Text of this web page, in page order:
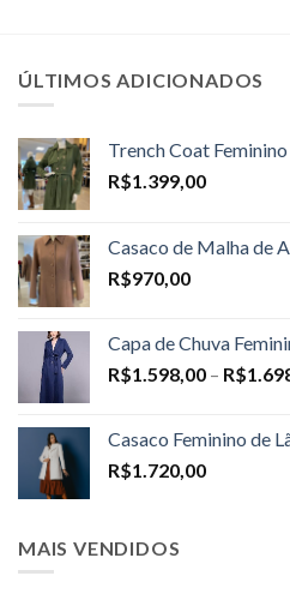
ÚLTIMOS ADICIONADOS
Trench Coat Feminino
R$1.399,00
Casaco de Malha de
R$970,00
Capa de Chuva
R$1.598,00 – R$
Casaco Feminino de
R$1.720,00
MAIS VENDIDOS